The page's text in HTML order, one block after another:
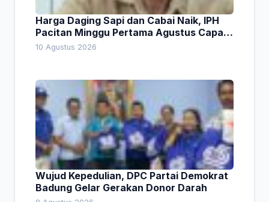
Harga Daging Sapi dan Cabai Naik, IPH
Pacitan Minggu Pertama Agustus Capai
1,66 Persen. Ini Penjelasan Kabag Ayub
10 Agustus 2026
Wujud Kepedulian, DPC Partai Demokrat
Badung Gelar Gerakan Donor Darah